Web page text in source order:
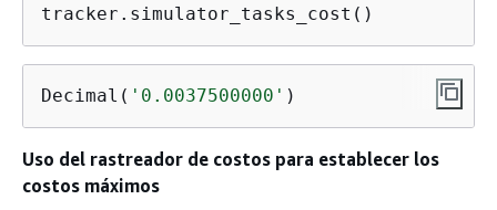
tracker.simulator_tasks_cost()
Decimal( '0.0037500000' )
Uso del rastreador de costos para establecer los
costos máximos